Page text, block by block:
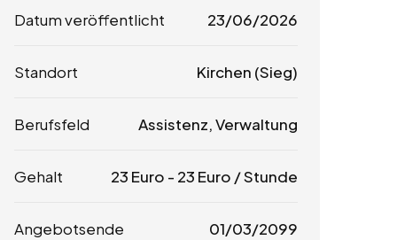
Datum veröffentlicht 23/06/2026
Standort Kirchen (Sieg)
Berufsfeld Assistenz, Verwaltung
Gehalt 23 Euro - 23 Euro / Stunde
Angebotsende 01/03/2099